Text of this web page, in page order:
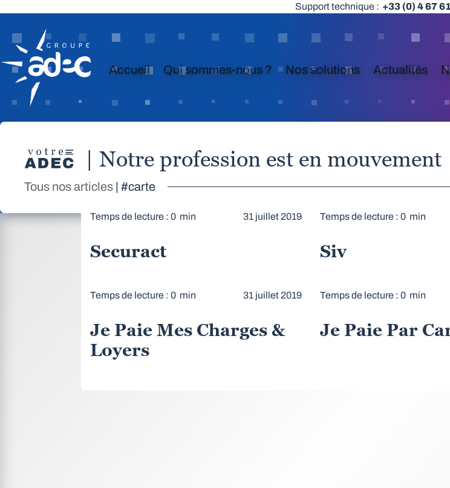
Support technique : +33 (0) 4 67
Accueil Qui sommes-nous ? Nos solutions Actualités
| Notre profession est en mouvement
Tous nos articles | #carte
Temps de lecture : 0 min 31 juillet 2019
Securact
Temps de lecture : 0 min
Siv
Temps de lecture : 0 min 31 juillet 2019
Je Paie Mes Charges &
Loyers
Temps de lecture : 0 min
Je Paie Par